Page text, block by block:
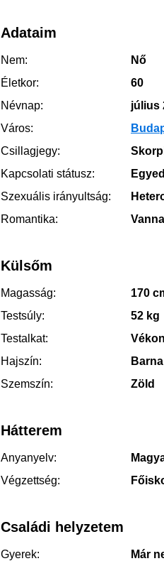
Adataim
Nem:
Nő
Életkor:
60
Névnap:
július
Város:
Csillagjegy:
Kapcsolati státusz:
Szexuális irányultság:
Romantika:
Külsőm
Magasság:
170
Testsúly:
52 kg
Testalkat:
Hajszín:
Barna
Szemszín:
Zöld
Hátterem
Anyanyelv:
Végzettség:
Családi helyzetem
Gyerek:
Már